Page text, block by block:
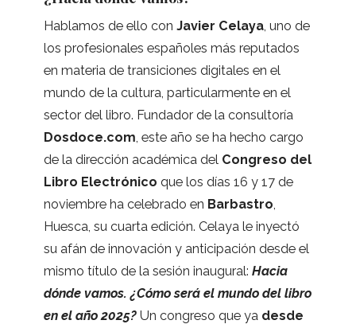
Habla­mos de ello con Javier Celaya, uno de
los pro­fe­sio­na­les espa­ño­les más repu­tados
en mate­ria de tran­si­cio­nes digi­ta­les en el
mundo de la cul­tura, par­ti­cu­lar­mente en el
sec­tor del libro. Fun­da­dor de la con­sul­to­ría
Dos​doce​.com , este año se ha hecho cargo
de la direc­ción aca­dé­mica del Con­greso del
Libro Elec­tró­nico que los días 16 y 17 de
noviem­bre ha cele­brado en Bar­bas­tro
Huesca, su cuarta edi­ción. Celaya le inyectó
su afán de inno­va­ción y anti­ci­pa­ción desde el
mismo título de la sesión inau­gu­ral: Hacia
dónde vamos. ¿Cómo será el mundo del libro
en el año 2025?Un con­greso que ya desde